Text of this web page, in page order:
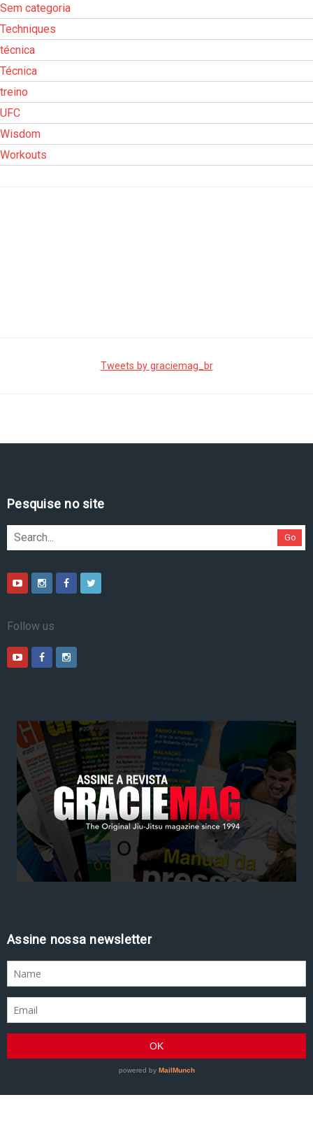
Sem categoria
Techniques
técnica
Técnica
treino
UFC
Wisdom
Workouts
Tweets by graciemag_br
Pesquise no site
Go
Follow us
Assine nossa newsletter